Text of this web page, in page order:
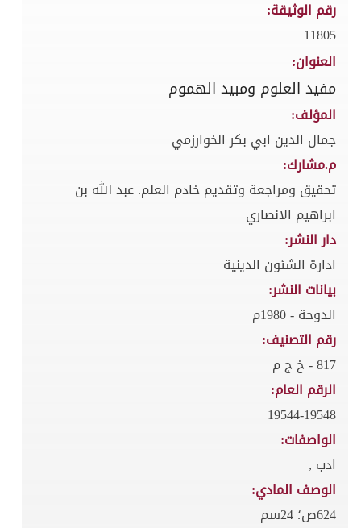
رقم الوثيقة:
11805
العنوان:
مفيد العلوم ومبيد الهموم
المؤلف:
جمال الدين ابي بكر الخوارزمي
م.مشارك:
تحقيق ومراجعة وتقديم خادم العلم. عبد الله بن
ابراهيم الانصاري
دار النشر:
ادارة الشئون الدينية
بيانات النشر:
الدوحة - 1980م
رقم التصنيف:
817 - خ ج م
الرقم العام:
19544-19548
الواصفات:
ادب ,
الوصف المادي:
624ص؛ 24سم